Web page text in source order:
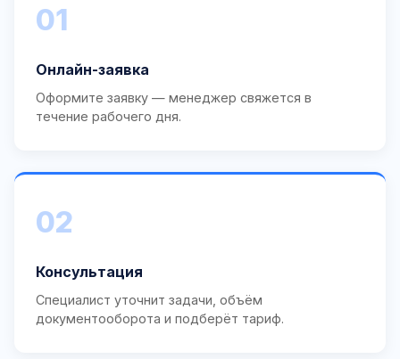
01
Онлайн-заявка
Оформите заявку — менеджер свяжется в
течение рабочего дня.
02
Консультация
Специалист уточнит задачи, объём
документооборота и подберёт тариф.